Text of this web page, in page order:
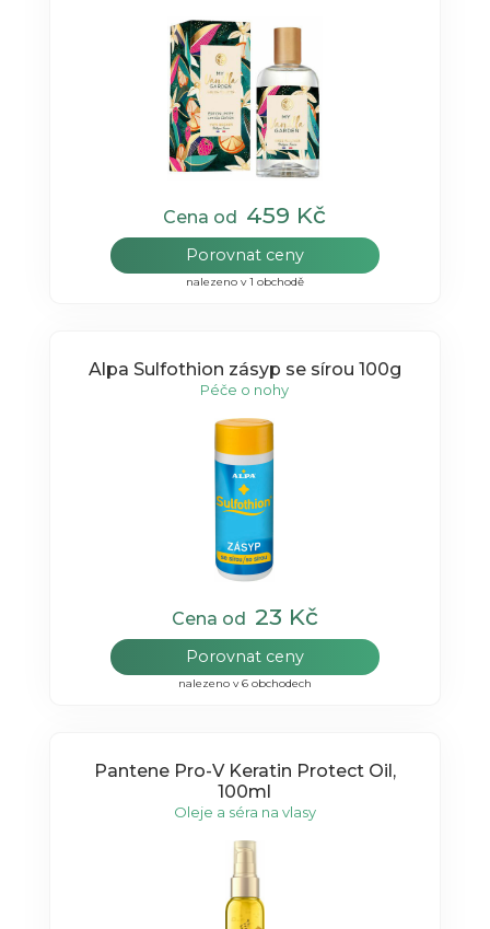
Cena od 459 Kč
Porovnat ceny
nalezeno v 1 obchodě
Alpa Sulfothion zásyp se sírou 100g
Péče o nohy
Cena od 23 Kč
Porovnat ceny
nalezeno v 6 obchodech
Pantene Pro-V Keratin Protect Oil,
100ml
Oleje a séra na vlasy